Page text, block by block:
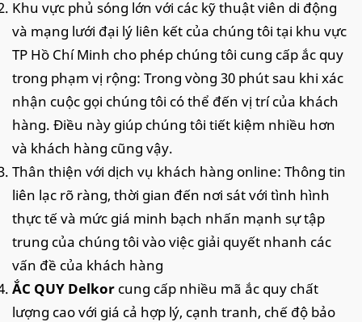
Khu vực phủ sóng lớn với các kỹ thuật viên di động
và mạng lưới đại lý liên kết của chúng tôi tại khu vực
TP Hồ Chí Minh cho phép chúng tôi cung cấp ắc quy
trong phạm vị rộng: Trong vòng 30 phút sau khi xác
nhận cuộc gọi chúng tôi có thể đến vị trí của khách
hàng. Điều này giúp chúng tôi tiết kiệm nhiều hơn
và khách hàng cũng vậy.
Thân thiện với dịch vụ khách hàng online: Thông tin
liên lạc rõ ràng, thời gian đến nơi sát với tình hình
thực tế và mức giá minh bạch nhấn mạnh sự tập
trung của chúng tôi vào việc giải quyết nhanh các
vấn đề của khách hàng
ẮC QUY Delkor cung cấp nhiều mã ắc quy chất
lượng cao với giá cả hợp lý, cạnh tranh, chế độ bảo